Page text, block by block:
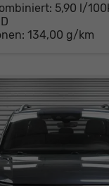
5,90 l/
D
134,00 g/km